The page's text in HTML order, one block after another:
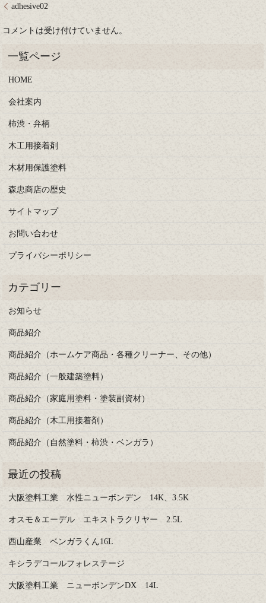
adhesive02
コメントは受け付けていません。
HOME
会社案内
柿渋・弁柄
木工用接着剤
木材用保護塗料
森忠商店の歴史
サイトマップ
お問い合わせ
プライバシーポリシー
お知らせ
商品紹介
商品紹介（ホームケア商品・各種クリーナー、その他）
商品紹介（一般建築塗料）
商品紹介（家庭用塗料・塗装副資材）
商品紹介（木工用接着剤）
商品紹介（自然塗料・柿渋・ベンガラ）
大阪塗料工業 水性ニューボンデン 14K、3.5K
オスモ＆エーデル エキストラクリヤー 2.5L
西山産業 ベンガラくん16L
キシラデコールフォレステージ
大阪塗料工業 ニューボンデンDX 14L